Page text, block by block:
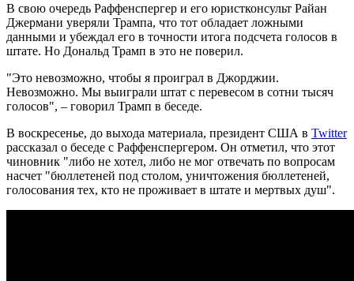
В свою очередь Раффенспергер и его юристконсульт Райан
Джермани уверяли Трампа, что тот обладает ложными
данными и убеждал его в точности итога подсчета голосов в
штате. Но Дональд Трамп в это не поверил.
"Это невозможно, чтобы я проиграл в Джорджии.
Невозможно. Мы выиграли штат с перевесом в сотни тысяч
голосов", – говорил Трамп в беседе.
В воскресенье, до выхода материала, президент США в Twitter
рассказал о беседе с Раффенспергером. Он отметил, что этот
чиновник "либо не хотел, либо не мог отвечать по вопросам
насчет "бюллетеней под столом, уничтожения бюллетеней,
голосования тех, кто не проживает в штате и мертвых душ".